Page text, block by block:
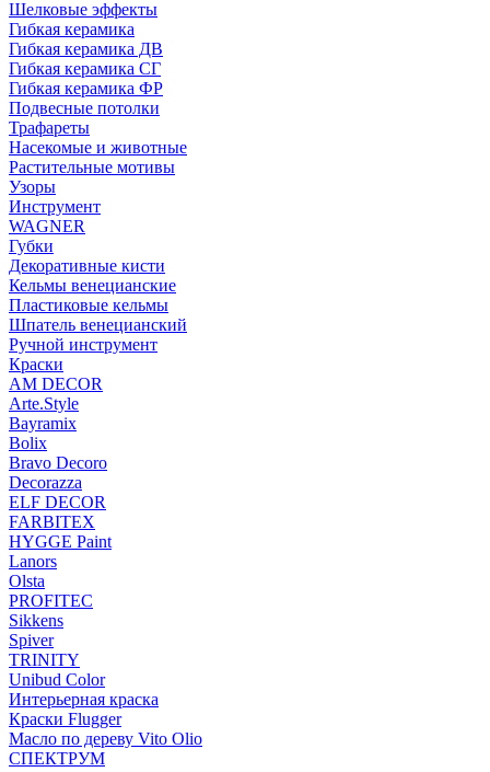
Шелковые эффекты
Гибкая керамика
Гибкая керамика ДВ
Гибкая керамика СГ
Гибкая керамика ФР
Подвесные потолки
Трафареты
Насекомые и животные
Растительные мотивы
Узоры
Инструмент
WAGNER
Губки
Декоративные кисти
Кельмы венецианские
Пластиковые кельмы
Шпатель венецианский
Ручной инструмент
Краски
AM DECOR
Arte.Style
Bayramix
Bolix
Bravo Decoro
Decorazza
ELF DECOR
FARBITEX
HYGGE Paint
Lanors
Olsta
PROFITEC
Sikkens
Spiver
TRINITY
Unibud Color
Интерьерная краска
Краски Flugger
Масло по дереву Vito Olio
СПЕКТРУМ